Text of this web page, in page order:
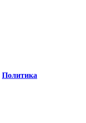
Политика